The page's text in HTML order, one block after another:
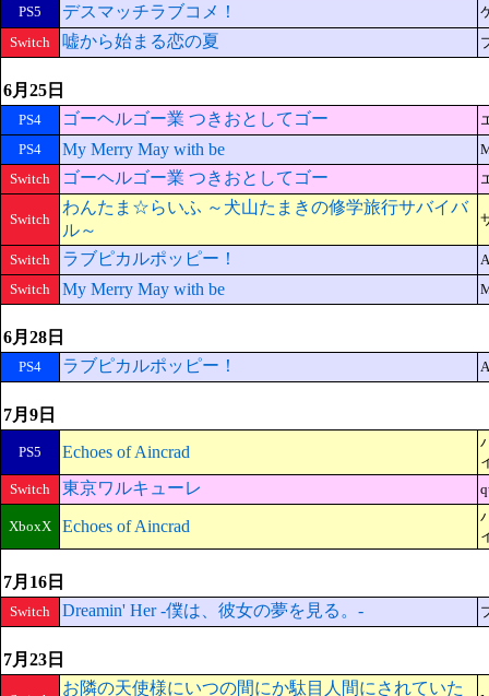
PS5 デスマッチラブコメ！
Switch
嘘から始まる恋の夏
6月25日
PS4 ゴーヘルゴー業 つきおとしてゴー
PS4
My Merry May with be
Switch
ゴーヘルゴー業 つきおとしてゴー
Switch
わんたま☆らいふ ～犬山たまきの修学旅行サバイバ
ル～
Switch ラブピカルポッピー！
Switch
My Merry May with be
6月28日
PS4 ラブピカルポッピー！
7月9日
PS5 Echoes of Aincrad
Switch
東京ワルキューレ
XboxX Echoes of Aincrad
7月16日
Switch Dreamin' Her -僕は、彼女の夢を見る。-
7月23日
お隣の天使様にいつの間にか駄目人間にされていた